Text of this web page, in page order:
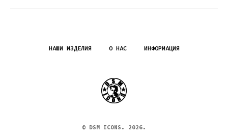
НАШИ ИЗДЕЛИЯ О НАС ИНФОРМАЦИЯ
© DSM ICONS. 2026.